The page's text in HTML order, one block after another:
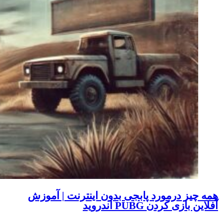
همه چیز درمورد پابجی بدون اینترنت | آموزش
آفلاین بازی کردن PUBG اندروید